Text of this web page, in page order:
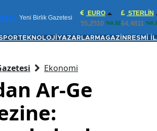
Yeni Birlik Gazetesi
EURO
55,2510 %0.32
STERLIN
64,4811
TEKNOLOJİ YAZARLAR MAGAZİN RESMİ
Ekonomi
Ar-Ge